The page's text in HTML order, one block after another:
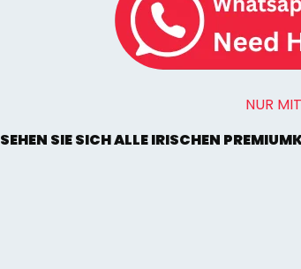
NUR
SEHEN SIE SICH ALLE IRISCHEN